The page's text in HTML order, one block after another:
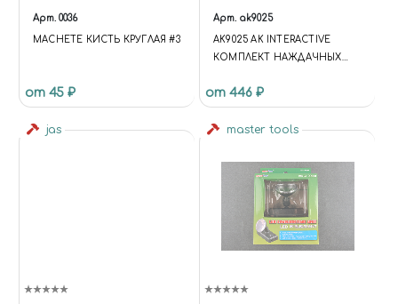
Арт. 0036
MACHETE КИСТЬ КРУГЛАЯ #3
от 45 ₽
Арт. ak9025
AK9025 AK INTERACTIVE
КОМПЛЕКТ НАЖДАЧНЫХ
от 446 ₽
jas master tools